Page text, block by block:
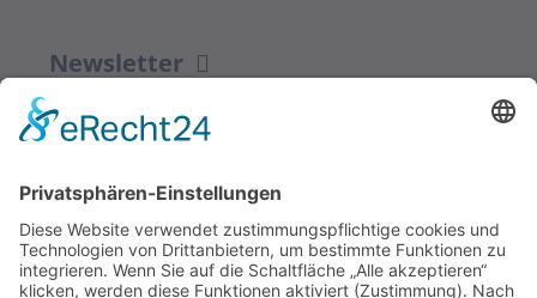
Newsletter
ZUR ANMELDUNG
Redaktion bbkult.net
Centrum Bavaria Bohemia (CeBB)
Dr. Veronika Hofinger